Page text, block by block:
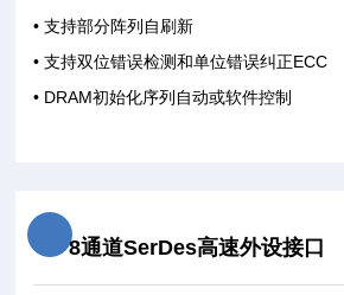
• 支持部分阵列自刷新
• 支持双位错误检测和单位错误纠正ECC
• DRAM初始化序列自动或软件控制
8通道SerDes高速外设接口